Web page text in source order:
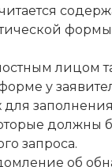
лицом
у
должны
запроса.
об